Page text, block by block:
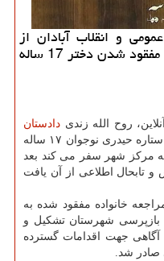
و انقلاب آبادان از
تشکیل پرونده قضایی در رابطه با مفقود شدن دختر 17 ساله
روح الله زندی دادستان
عمومی و انقلاب آبادان اظهار داشت: ستاره حیدری نوجوان ۱۷ ساله
به مرکز شهر سفر می کند بعد
تابحال اطلاعی از آن یافت
خانواده مفقود شده به
بازپرسی شهرستان تشکیل و
جهت اقدامات گسترده
شد.